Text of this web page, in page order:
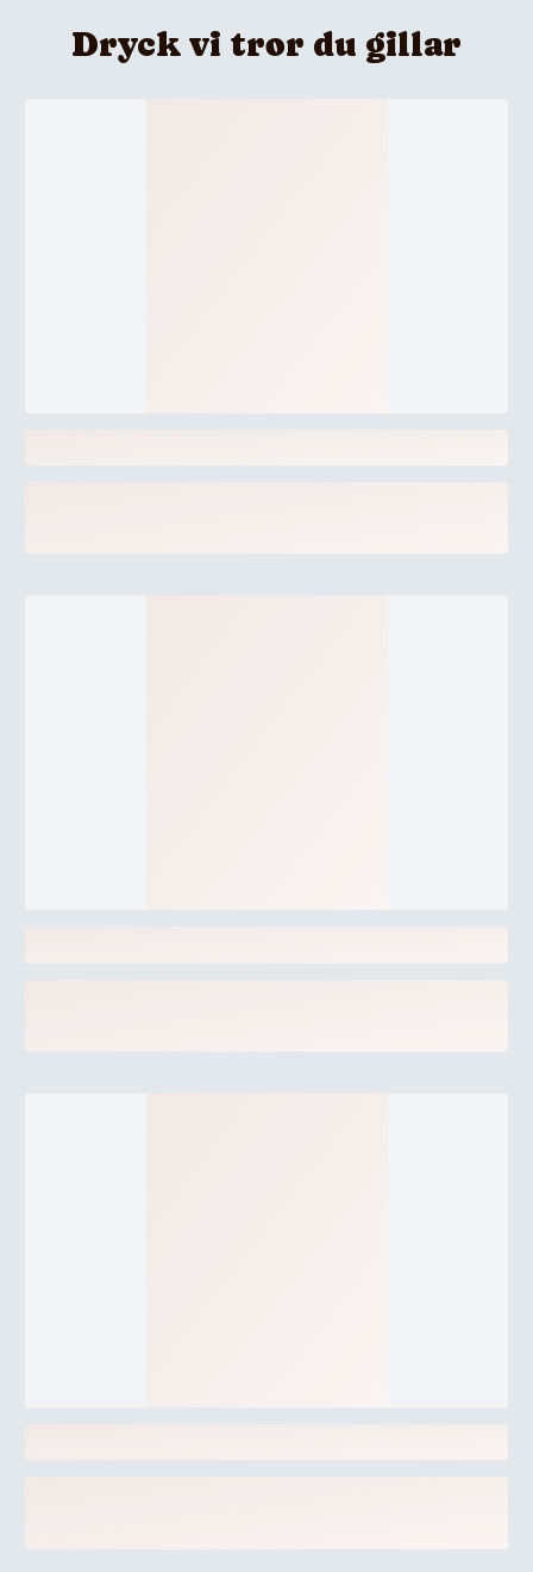
Dryck vi tror du gillar